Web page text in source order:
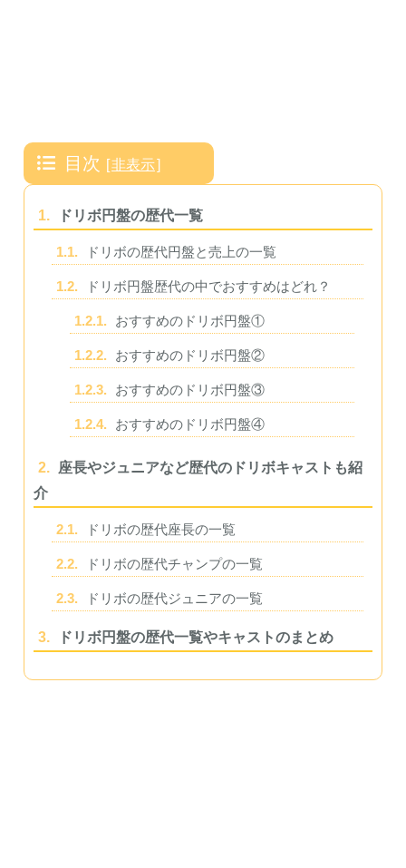
目次 [非表示]
1. ドリボ円盤の歴代一覧
1.1. ドリボの歴代円盤と売上の一覧
1.2. ドリボ円盤歴代の中でおすすめはどれ？
1.2.1. おすすめのドリボ円盤①
1.2.2. おすすめのドリボ円盤②
1.2.3. おすすめのドリボ円盤③
1.2.4. おすすめのドリボ円盤④
2. 座長やジュニアなど歴代のドリボキャストも紹
介
2.1. ドリボの歴代座長の一覧
2.2. ドリボの歴代チャンプの一覧
2.3. ドリボの歴代ジュニアの一覧
3. ドリボ円盤の歴代一覧やキャストのまとめ